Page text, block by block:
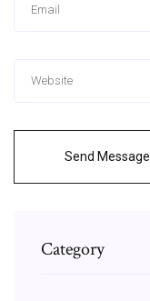
Send Message
Category